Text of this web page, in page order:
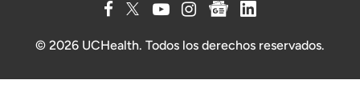
© 2026 UCHealth. Todos los derechos reservados.